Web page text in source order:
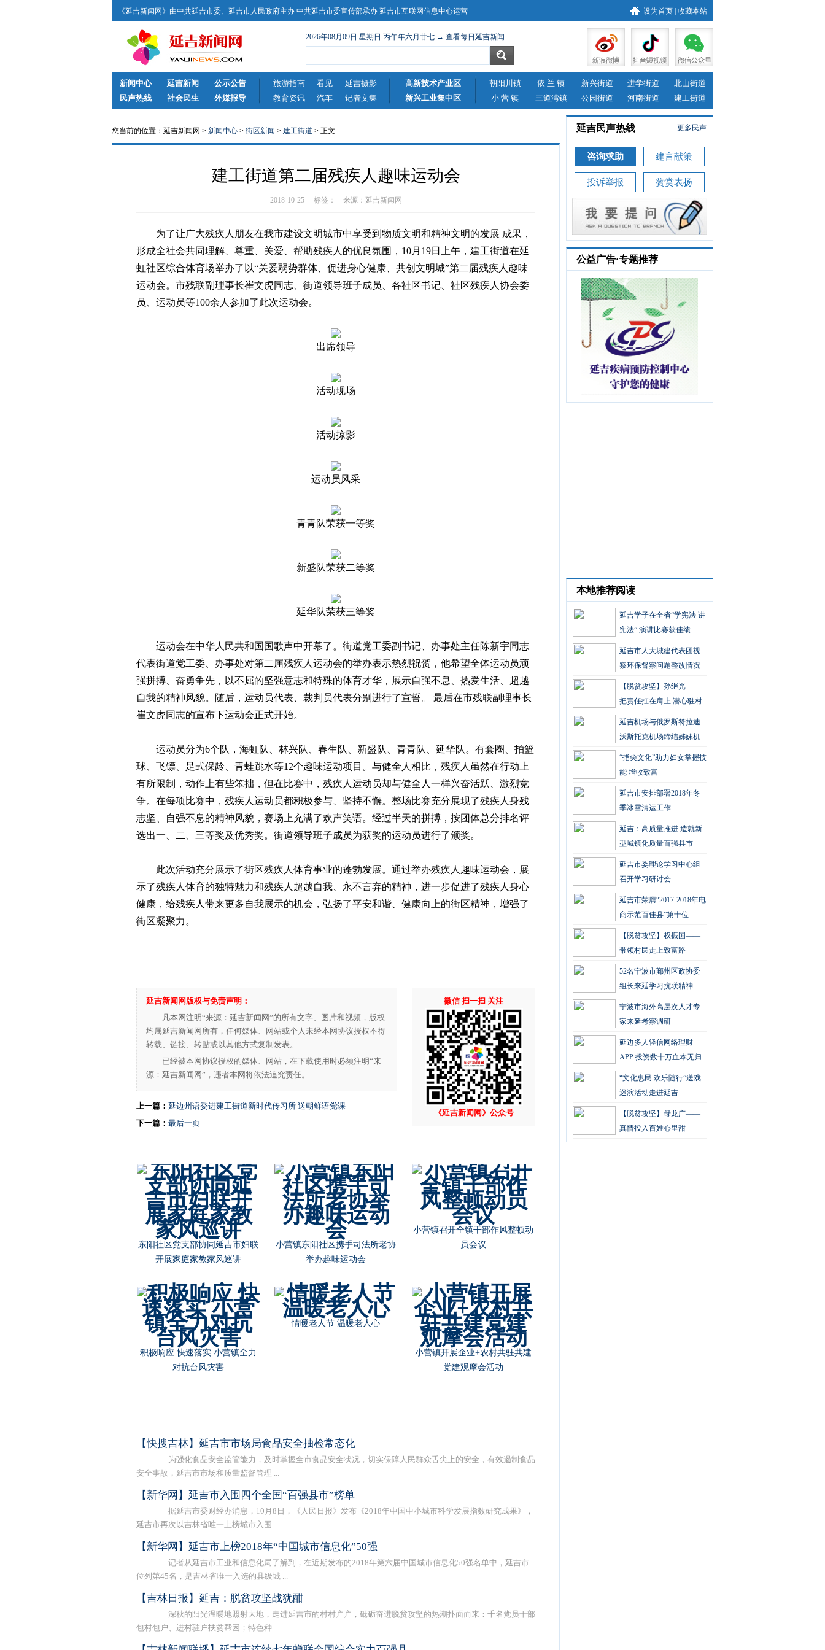
设为首页 收藏本站
《延吉新闻网》由中共延吉市委、延吉市人民政府主办 中共延吉市委宣传部承办 延吉市互联网信息中心运营
2026年08月09日 星期日 丙午年六月廿七 → 查看每日延吉新闻
新闻中心 延吉新闻 公示公告 旅游指南 看见 延吉摄影 高新技术产业区 朝阳川镇 依 兰 镇 新兴街道 进学街道
北山街道
民声热线
社会民生 外媒报导 教育资讯 汽车 记者文集 新兴工业集中区 小 营 镇 三道湾镇 公园街道 河南街道 建工街道
您当前的位置：延吉新闻网 > 新闻中心 > 街区新闻 > 建工街道 > 正文
建工街道第二届残疾人趣味运动会
2018-10-25 标签： 来源： 延吉新闻网
为了让广大残疾人朋友在我市建设文明城市中享受到物质文明和精神文明的发展 成果，
形成全社会共同理解、尊重、关爱、帮助残疾人的优良氛围，10月19日上午，建工街道在延
虹社区综合体育场举办了以“关爱弱势群体、促进身心健康、共创文明城”第二届残疾人趣味
运动会。市残联副理事长崔文虎同志、街道领导班子成员、各社区书记、社区残疾人协会委
员、运动员等100余人参加了此次运动会。
出席领导
活动现场
活动掠影
运动员风采
青青队荣获一等奖
新盛队荣获二等奖
延华队荣获三等奖
运动会在中华人民共和国国歌声中开幕了。街道党工委副书记、办事处主任陈新宇同志
代表街道党工委、办事处对第二届残疾人运动会的举办表示热烈祝贺，他希望全体运动员顽
强拼搏、奋勇争先，以不屈的坚强意志和特殊的体育才华，展示自强不息、热爱生活、超越
自我的精神风貌。随后，运动员代表、裁判员代表分别进行了宣誓。 最后在市残联副理事长
崔文虎同志的宣布下运动会正式开始。
运动员分为6个队，海虹队、林兴队、春生队、新盛队、青青队、延华队。有套圈、拍篮
球、飞镖、足式保龄、青蛙跳水等12个趣味运动项目。与健全人相比，残疾人虽然在行动上
有所限制，动作上有些笨拙，但在比赛中，残疾人运动员却与健全人一样兴奋活跃、激烈竞
争。在每项比赛中，残疾人运动员都积极参与、坚持不懈。整场比赛充分展现了残疾人身残
志坚、自强不息的精神风貌，赛场上充满了欢声笑语。经过半天的拼搏，按团体总分排名评
选出一、二、三等奖及优秀奖。街道领导班子成员为获奖的运动员进行了颁奖。
此次活动充分展示了街区残疾人体育事业的蓬勃发展。通过举办残疾人趣味运动会，展
示了残疾人体育的独特魅力和残疾人超越自我、永不言弃的精神，进一步促进了残疾人身心
健康，给残疾人带来更多自我展示的机会，弘扬了平安和谐、健康向上的街区精神，增强了
街区凝聚力。
微信 扫一扫 关注
《延吉新闻网》公众号
延吉新闻网版权与免责声明：
凡本网注明“来源：延吉新闻网”的所有文字、图片和视频，版权
均属延吉新闻网所有，任何媒体、网站或个人未经本网协议授权不得
转载、链接、转贴或以其他方式复制发表。
已经被本网协议授权的媒体、网站，在下载使用时必须注明“来
源：延吉新闻网”，违者本网将依法追究责任。
上一篇： 延边州语委进建工街道新时代传习所 送朝鲜语党课
下一篇： 最后一页
东阳社区党支部协同延吉市妇联
开展家庭家教家风巡讲
小营镇东阳社区携手司法所老协
举办趣味运动会
小营镇召开全镇干部作风整顿动
员会议
积极响应 快速落实 小营镇全力
对抗台风灾害
情暖老人节 温暖老人心
小营镇开展企业+农村共驻共建
党建观摩会活动
【快搜吉林】延吉市市场局食品安全抽检常态化
为强化食品安全监管能力，及时掌握全市食品安全状况，切实保障人民群众舌尖上的安全，有效遏制食品
安全事故，延吉市市场和质量监督管理 ...
【新华网】延吉市入围四个全国“百强县市”榜单
据延吉市委财经办消息，10月8日，《人民日报》发布《2018年中国中小城市科学发展指数研究成果》，
延吉市再次以吉林省唯一上榜城市入围 ...
【新华网】延吉市上榜2018年“中国城市信息化”50强
记者从延吉市工业和信息化局了解到，在近期发布的2018年第六届中国城市信息化50强名单中，延吉市
位列第45名，是吉林省唯一入选的县级城 ...
【吉林日报】延吉：脱贫攻坚战犹酣
深秋的阳光温暖地照射大地，走进延吉市的村村户户，砥砺奋进脱贫攻坚的热潮扑面而来：千名党员干部
包村包户、进村驻户扶贫帮困；特色种 ...
更多民声
延吉民声热线
咨询求助 建言献策
投诉举报 赞赏表扬
公益广告·专题推荐
本地推荐阅读
延吉学子在全省“学宪法 讲
宪法” 演讲比赛获佳绩
延吉市人大城建代表团视
察环保督察问题整改情况
【脱贫攻坚】孙继光——
把责任扛在肩上 潜心驻村
扶贫
延吉机场与俄罗斯符拉迪
沃斯托克机场缔结姊妹机
场
“指尖文化”助力妇女掌握技
能 增收致富
延吉市安排部署2018年冬
季冰雪清运工作
延吉：高质量推进 造就新
型城镇化质量百强县市
延吉市委理论学习中心组
召开学习研讨会
延吉市荣膺“2017-2018年电
商示范百佳县”第十位
【脱贫攻坚】权振国——
带领村民走上致富路
52名宁波市鄞州区政协委
组长来延学习抗联精神
宁波市海外高层次人才专
家来延考察调研
延边多人轻信网络理财
APP 投资数十万血本无归
“文化惠民 欢乐随行”送戏
巡演活动走进延吉
【脱贫攻坚】母龙广——
真情投入百姓心里甜